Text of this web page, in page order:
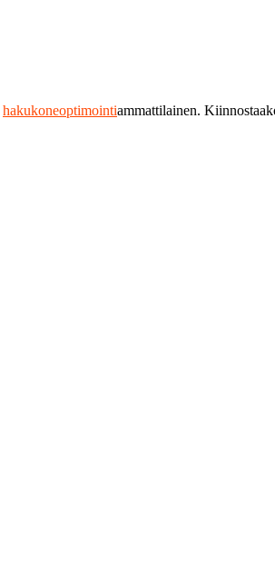
hakukoneoptimointiammattilainen.